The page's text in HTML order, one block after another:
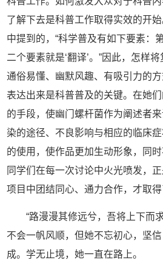
了解下去是科普工作取得实效的开始
中提到的，“科学普及有如下要素：
二个要素就是‘翻译’。”因此，怎样
通俗易懂、幽默风趣、有吸引力的
表达出来是科普普及的关键。在她
的手段，使幽门螺杆菌作为阐述者
染的途径、不良影响与相应的临床
的使用，使作品更加生动形象，同
同学们在每一次讨论中火光喷发，
项目中团结同心、通力合作，才取得
“路漫漫其修远兮，吾将上下而
不会一帆风顺，但她不忘初心，坚
成。学无止境，她一直在路上。